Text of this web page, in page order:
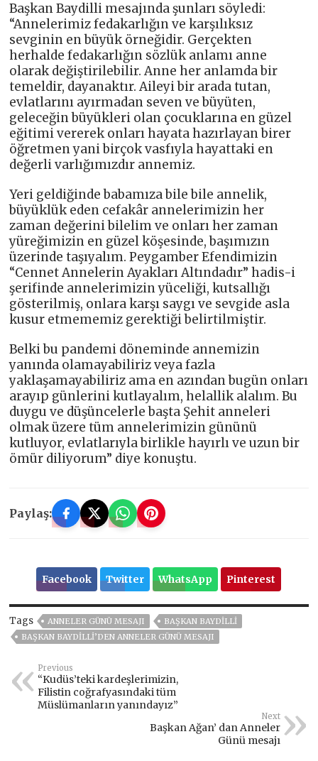
Başkan Baydilli mesajında şunları söyledi:
“Annelerimiz fedakarlığın ve karşılıksız
sevginin en büyük örneğidir. Gerçekten
herhalde fedakarlığın sözlük anlamı anne
olarak değiştirilebilir. Anne her anlamda bir
temeldir, dayanaktır. Aileyi bir arada tutan,
evlatlarını ayırmadan seven ve büyüten,
geleceğin büyükleri olan çocuklarına en güzel
eğitimi vererek onları hayata hazırlayan birer
öğretmen yani birçok vasfıyla hayattaki en
değerli varlığımızdır annemiz.
Yeri geldiğinde babamıza bile bile annelik,
büyüklük eden cefakâr annelerimizin her
zaman değerini bilelim ve onları her zaman
yüreğimizin en güzel köşesinde, başımızın
üzerinde taşıyalım. Peygamber Efendimizin
“Cennet Annelerin Ayakları Altındadır” hadis-i
şerifinde annelerimizin yüceliği, kutsallığı
gösterilmiş, onlara karşı saygı ve sevgide asla
kusur etmememiz gerektiği belirtilmiştir.
Belki bu pandemi döneminde annemizin
yanında olamayabiliriz veya fazla
yaklaşamayabiliriz ama en azından bugün onları
arayıp günlerini kutlayalım, helallik alalım. Bu
duygu ve düşüncelerle başta Şehit anneleri
olmak üzere tüm annelerimizin gününü
kutluyor, evlatlarıyla birlikle hayırlı ve uzun bir
ömür diliyorum” diye konuştu.
Paylaş:
Facebook Twitter WhatsApp Pinterest
Tags ANNELER GÜNÜ MESAJI
BAŞKAN BAYDİLLİ
BAŞKAN BAYDİLLİ’DEN ANNELER GÜNÜ MESAJI
Previous
“Kudüs’teki kardeşlerimizin,
Filistin coğrafyasındaki tüm
Müslümanların yanındayız”
Next
Başkan Ağan’ dan Anneler
Günü mesajı